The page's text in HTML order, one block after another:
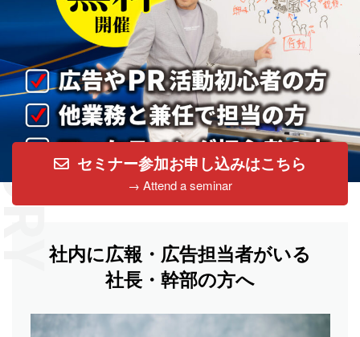
セミナー参加お申し込みはこちら
→ Attend a seminar
社内に広報・広告担当者がいる
社長・幹部の方へ